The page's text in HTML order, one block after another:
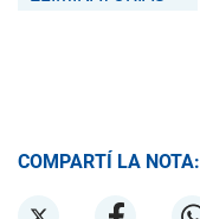
COMPARTÍ LA NOTA: